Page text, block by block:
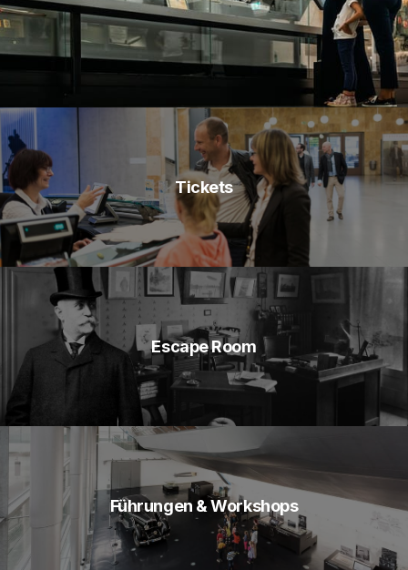
Tickets
Escape Room
Führungen & Workshops